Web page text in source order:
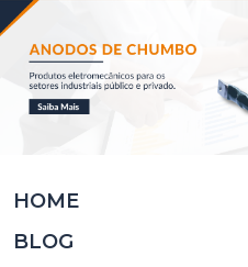
Somos
Produtos
HOME
BLOG